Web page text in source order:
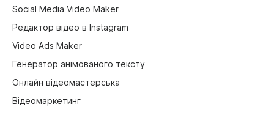
Social Media Video Maker
Редактор відео в Instagram
Video Ads Maker
Генератор анімованого тексту
Онлайн відеомастерська
Відеомаркетинг